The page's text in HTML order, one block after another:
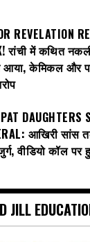
REVELATION
रांची में कथित
आया, केमिकल और
DAUGHTERS
आखिरी सांस
वीडियो कॉल पर
JILL